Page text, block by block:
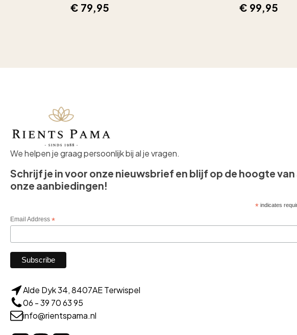
€ 79,95 € 99,95
We helpen je graag persoonlijk bij al je vragen.
Schrijf je in voor onze nieuwsbrief en blijf op de hoogte van
onze aanbiedingen!
* indicates
Email Address *
Alde Dyk 34, 8407AE Terwispel
06 - 39 70 63 95
info@rientspama.nl